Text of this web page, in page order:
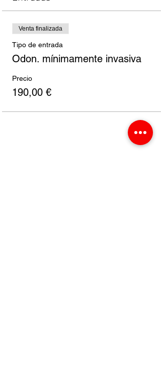
Venta finalizada
Tipo de entrada
Odon. mínimamente invasiva
Precio
190,00 €